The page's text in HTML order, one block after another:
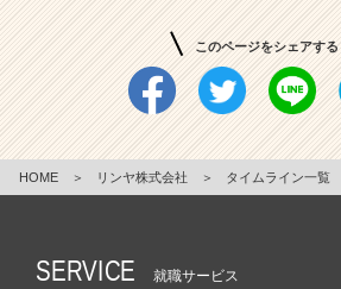
このページをシェアする
HOME ＞ リンヤ株式会社 ＞ タイムライン一覧
SERVICE 就職サービス